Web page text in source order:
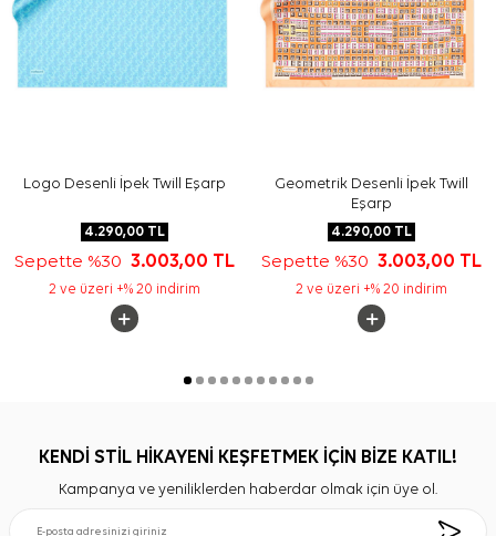
Logo Desenli İpek Twill Eşarp
4.290,00TL
Sepette %30 3.003,00 TL
2 ve üzeri +% 20 indirim
Geometrik Desenli İpek Twill
Eşarp
4.290,00 TL
Sepette %303.003,00 TL
2 ve üzeri +% 20 indirim
KENDİ STİL HİKAYENİ KEŞFETMEK İÇİN BİZE KATIL!
Kampanya ve yeniliklerden haberdar olmak için üye ol.